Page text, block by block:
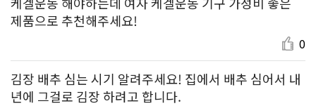
제품으로 추천해주세요!
0
김장 배추 심는 시기 알려주세요! 집에서 배추 심어서 내
년에 그걸로 김장 하려고 합니다.